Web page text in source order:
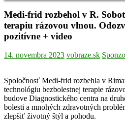
Medi-frid rozbehol v R.
terapiu rázovou vlnou.
pozitívne + video
14. novembra 2023 vobraze.sk
Spoločnosť Medi-frid rozbehla v
technológiu bezbolestnej terapie
budove Diagnostického centra na
bolesti a mnohých zdravotných
zlepšiť životný štýl a pohodu.